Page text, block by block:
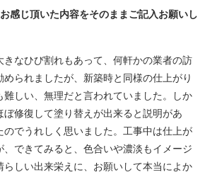
感じ頂いた内容をそのままご記入お願いし
なひび割れもあって、何軒かの業者の訪
められましたが、新築時と同様の仕上がり
難しい、無理だと言われていました。しか
ぼ修復して塗り替えが出来ると説明があ
のでうれしく思いました。工事中は仕上が
、できてみると、色合いや濃淡もイメージ
しい出来栄えに、お願いして本当によか